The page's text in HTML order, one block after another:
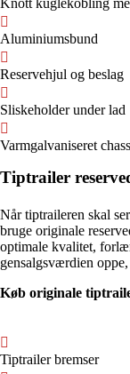
Aluminiumsbund
Reservehjul og beslag
Sliskeholder under lad
Varmgalvaniseret
Tiptrailer
Når tiptraileren skal
bruge originale
optimale kvalitet,
gensalgsværdien
Køb originale
Tiptrailer bremser